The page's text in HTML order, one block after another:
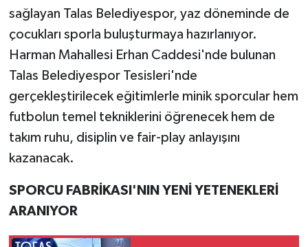
sağlayan Talas Belediyespor, yaz döneminde de
çocukları sporla buluşturmaya hazırlanıyor.
Harman Mahallesi Erhan Caddesi'nde bulunan
Talas Belediyespor Tesisleri'nde
gerçekleştirilecek eğitimlerle minik sporcular hem
futbolun temel tekniklerini öğrenecek hem de
takım ruhu, disiplin ve fair-play anlayışını
kazanacak.
SPORCU FABRİKASI'NIN YENİ YETENEKLERİ
ARANIYOR